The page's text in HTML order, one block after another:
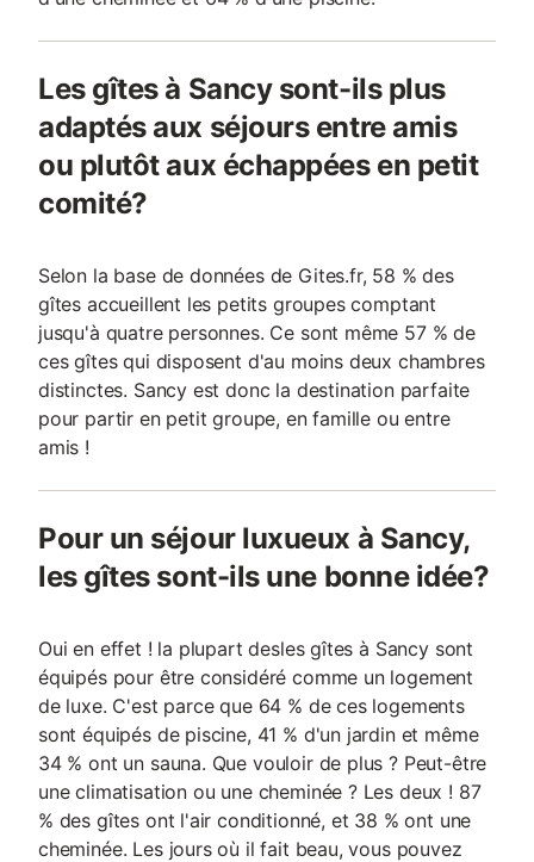
Les gîtes à Sancy sont-ils plus
adaptés aux séjours entre amis
ou plutôt aux échappées en petit
comité?
Selon la base de données de Gites.fr, 58 % des
gîtes accueillent les petits groupes comptant
jusqu'à quatre personnes. Ce sont même 57 % de
ces gîtes qui disposent d'au moins deux chambres
distinctes. Sancy est donc la destination parfaite
pour partir en petit groupe, en famille ou entre
amis !
Pour un séjour luxueux à Sancy,
les gîtes sont-ils une bonne idée?
Oui en effet ! la plupart desles gîtes à Sancy sont
équipés pour être considéré comme un logement
de luxe. C'est parce que 64 % de ces logements
sont équipés de piscine, 41 % d'un jardin et même
34 % ont un sauna. Que vouloir de plus ? Peut-être
une climatisation ou une cheminée ? Les deux ! 87
% des gîtes ont l'air conditionné, et 38 % ont une
cheminée. Les jours où il fait beau, vous pouvez